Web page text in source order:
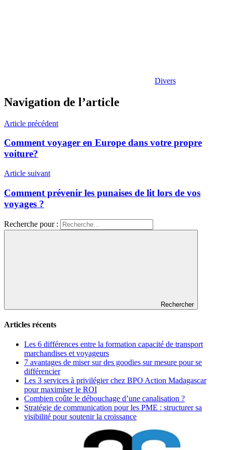
Divers
Navigation de l’article
Article précédent
Comment voyager en Europe dans votre propre
voiture?
Article suivant
Comment prévenir les punaises de lit lors de vos
voyages ?
Recherche pour :
Rechercher
Articles récents
Les 6 différences entre la formation capacité de transport
marchandises et voyageurs
7 avantages de miser sur des goodies sur mesure pour se
différencier
Les 3 services à privilégier chez BPO Action Madagascar
pour maximiser le ROI
Combien coûte le débouchage d’une canalisation ?
Stratégie de communication pour les PME : structurer sa
visibilité pour soutenir la croissance